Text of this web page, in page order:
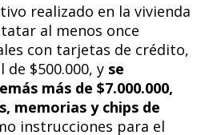
realizado en la vivienda
al menos once
con tarjetas de crédito,
$500.000, y se
más de $7.000.000,
memorias y chips de
instrucciones para el